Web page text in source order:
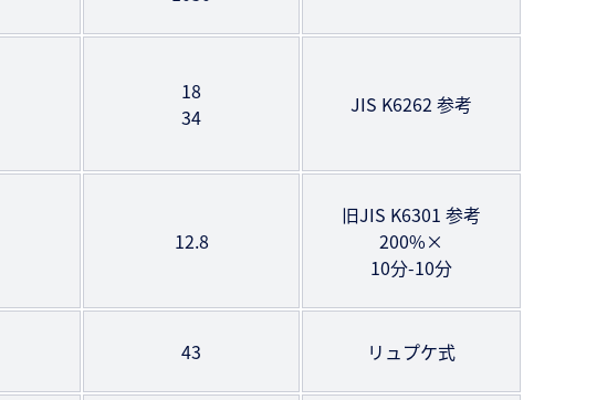
18
34
JIS K6262 参考
12.8
旧JIS K6301 参考
200%×
10分-10分
43 リュプケ式